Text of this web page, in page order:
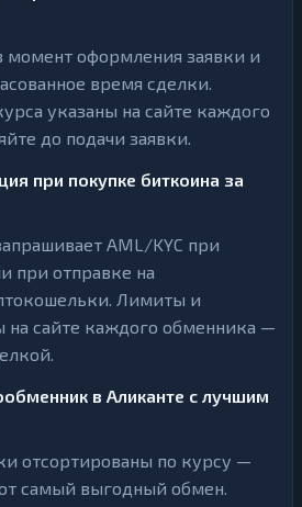
момент оформления заявки и
время сделки.
указаны на сайте каждого
до подачи заявки.
при покупке биткоина за
AML/KYC при
при отправке на
Лимиты и
на сайте каждого обменника —
в Аликанте с лучшим
отсортированы по курсу —
самый выгодный обмен.